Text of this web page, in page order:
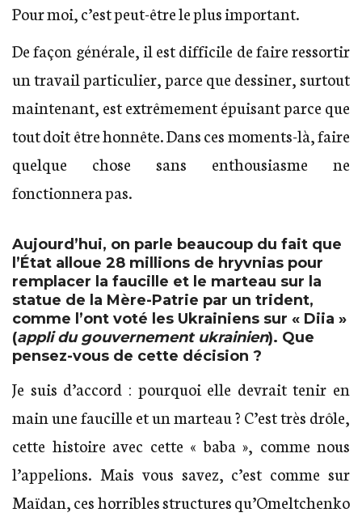
Pour moi, c’est peut-être le plus important.
De façon générale, il est difficile de faire ressortir
un travail particulier, parce que dessiner, surtout
maintenant, est extrêmement épuisant parce que
tout doit être honnête. Dans ces moments-là, faire
quelque chose sans enthousiasme ne
fonctionnera pas.
Aujourd’hui, on parle beaucoup du fait que
l’État alloue 28 millions de hryvnias pour
remplacer la faucille et le marteau sur la
statue de la Mère-Patrie par un trident,
comme l’ont voté les Ukrainiens sur « Diia »
(appli du gouvernement ukrainien). Que
pensez-vous de cette décision ?
Je suis d’accord : pourquoi elle devrait tenir en
main une faucille et un marteau ? C’est très drôle,
cette histoire avec cette « baba », comme nous
l’appelions. Mais vous savez, c’est comme sur
Maïdan, ces horribles structures qu’Omeltchenko